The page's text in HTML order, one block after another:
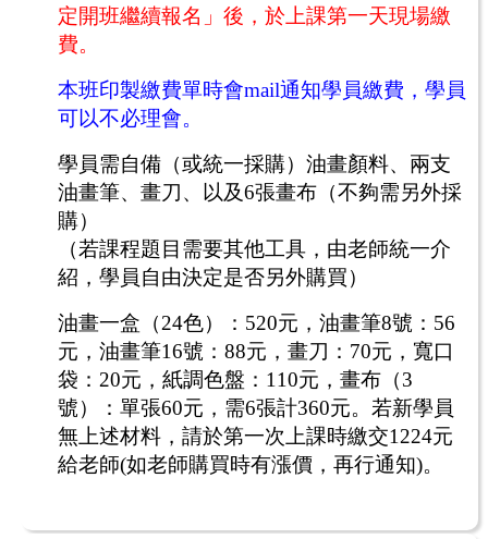
定開班繼續報名」後，於上課第一天現場繳
費。
本班印製繳費單時會mail通知學員繳費，學員
可以不必理會。
學員需自備（或統一採購）油畫顏料、兩支
油畫筆、畫刀、以及6張畫布（不夠需另外採
購）
（若課程題目需要其他工具，由老師統一介
紹，學員自由決定是否另外購買）
油畫一盒（24色）：520元，油畫筆8號： 56
元，油畫筆16號： 88元，畫刀： 70元 ，寬口
袋：20元， 紙調色盤： 110元 ，畫布（3
號）：單張60元，需6張計360元。若新學員
無上述材料，請於第一次上課時繳交1224元
給老師(如老師購買時有漲價，再行通知)。